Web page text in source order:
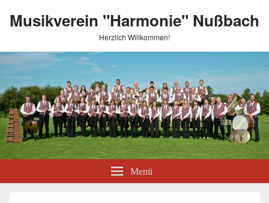
Musikverein "Harmonie" Nußbach
Herzlich Willkommen!
Menü